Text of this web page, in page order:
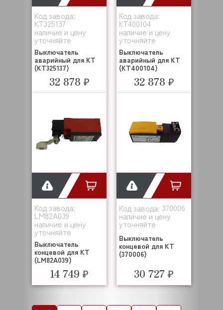
Код завода:
KT325137
наличие и цену
уточняйте
Выключатель
аварийный для KT
(KT325137)
32 878 ₽
Код завода:
KT400104
наличие и цену
уточняйте
Выключатель
аварийный для KT
(KT400104)
32 878 ₽
Код завода:
LM82A039
наличие и цену
уточняйте
Выключатель
концевой для KT
(LM82A039)
14 749 ₽
Код завода: 370006
наличие и цену
уточняйте
Выключатель
концевой для KT
(370006)
30 727 ₽